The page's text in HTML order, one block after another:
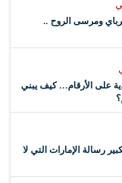
ومرسى الروح ..
على الأرقام… كيف يبني
رسالة الإمارات التي لا